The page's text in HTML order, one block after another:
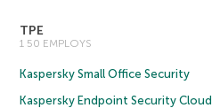
TPE
1 50 EMPLOYS
Kaspersky Small Office Security
Kaspersky Endpoint Security Cloud